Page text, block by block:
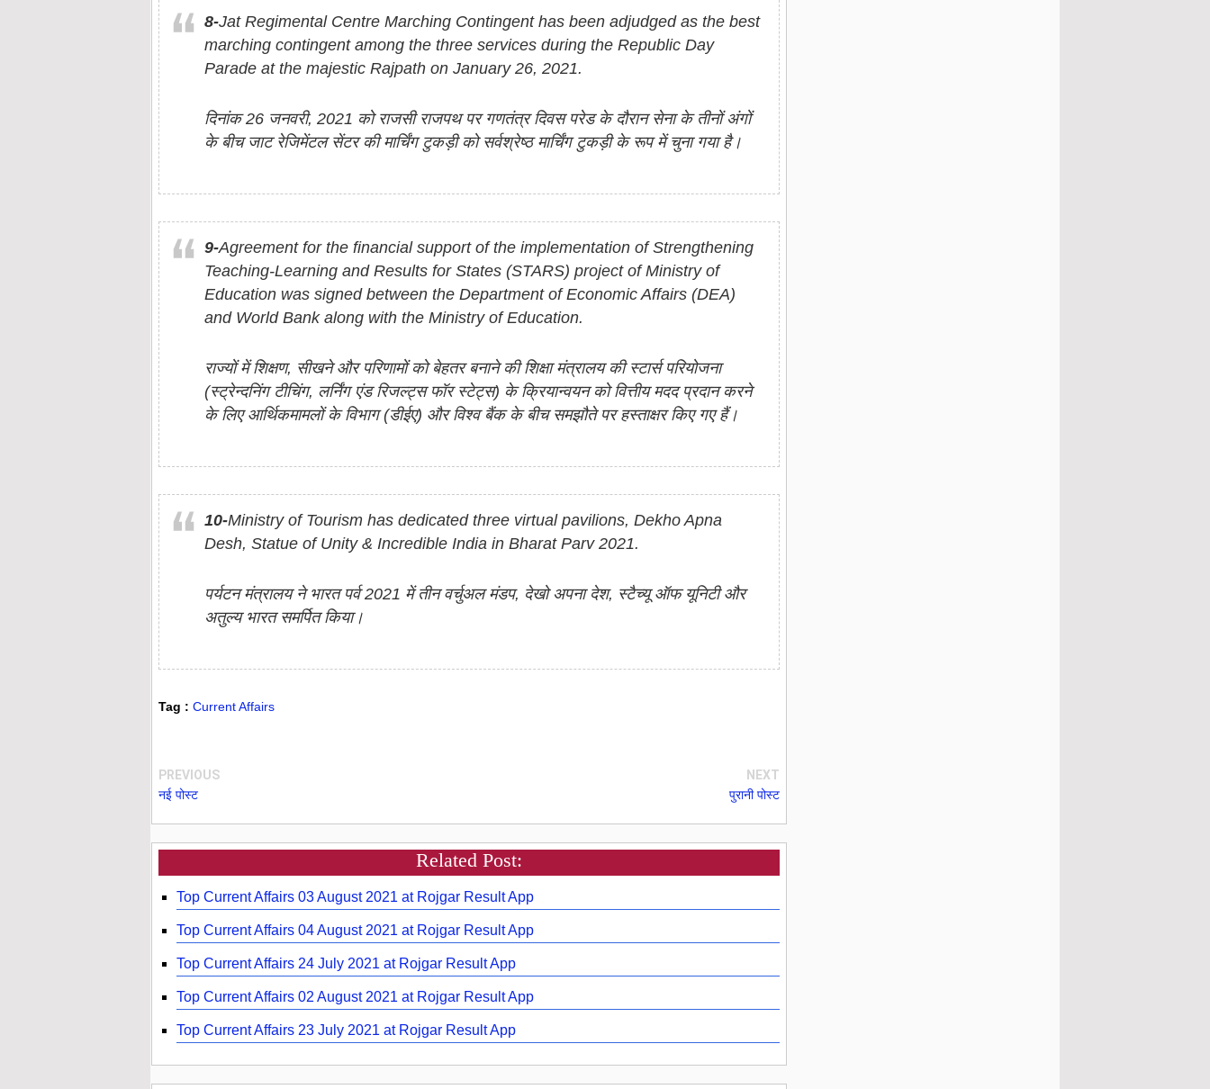
8-Jat Regimental Centre Marching Contingent has been adjudged as the best
marching contingent among the three services during the Republic Day
Parade at the majestic Rajpath on January 26, 2021.
दिनांक 26 जनवरी, 2021 को राजसी राजपथ पर गणतंत्र दिवस परेड के दौरान सेना के तीनों अंगों
के बीच जाट रेजिमेंटल सेंटर की मार्चिंग टुकड़ी को सर्वश्रेष्ठ मार्चिंग टुकड़ी के रूप में चुना गया है।
9-Agreement for the financial support of the implementation of Strengthening
Teaching-Learning and Results for States (STARS) project of Ministry of
Education was signed between the Department of Economic Affairs (DEA)
and World Bank along with the Ministry of Education.
राज्यों में शिक्षण, सीखने और परिणामों को बेहतर बनाने की शिक्षा मंत्रालय की स्टार्स परियोजना
(स्ट्रेन्दनिंग टीचिंग, लर्निंग एंड रिजल्ट्स फॉर स्टेट्स) के क्रियान्वयन को वित्तीय मदद प्रदान करने
के लिए आर्थिकमामलों के विभाग (डीईए) और विश्व बैंक के बीच समझौते पर हस्ताक्षर किए गए हैं।
10-Ministry of Tourism has dedicated three virtual pavilions, Dekho Apna
Desh, Statue of Unity & Incredible India in Bharat Parv 2021.
पर्यटन मंत्रालय ने भारत पर्व 2021 में तीन वर्चुअल मंडप, देखो अपना देश, स्टैच्यू ऑफ यूनिटी और
अतुल्य भारत समर्पित किया।
Tag : Current Affairs
PREVIOUS
नई पोस्ट
NEXT
पुरानी पोस्ट
Related Post:
Top Current Affairs 03 August 2021 at Rojgar Result App
Top Current Affairs 04 August 2021 at Rojgar Result App
Top Current Affairs 24 July 2021 at Rojgar Result App
Top Current Affairs 02 August 2021 at Rojgar Result App
Top Current Affairs 23 July 2021 at Rojgar Result App